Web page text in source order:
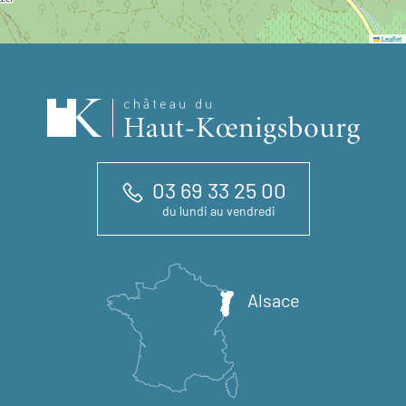
Leaflet
03 69 33 25 00
du lundi au vendredi
Alsace